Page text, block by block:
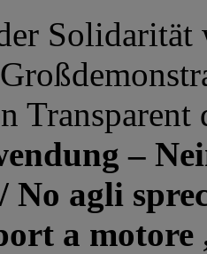
Transparent
–
No agli
a